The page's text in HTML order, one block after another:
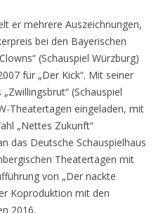
er mehrere Auszeichnungen,
bei den Bayerischen
(Schauspiel Würzburg)
für „Der Kick“. Mit seiner
(Schauspiel
Theatertagen eingeladen, mit
„Nettes Zukunft“
das Deutsche Schauspielhaus
Theatertagen mit
von „Der nackte
Koproduktion mit den
2016.